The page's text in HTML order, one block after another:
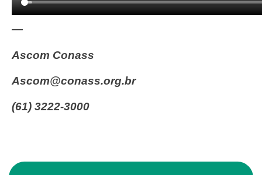
—
Ascom Conass
ascom@conass.org.br
(61) 3222-3000